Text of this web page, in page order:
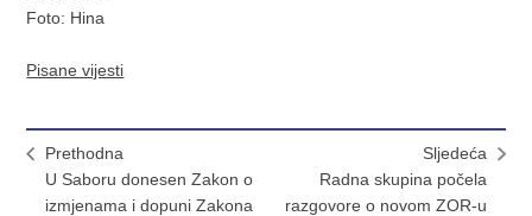
Foto: Hina
Pisane vijesti
Prethodna
U Saboru donesen Zakon o
izmjenama i dopuni Zakona
Sljedeća
Radna skupina počela
razgovore o novom ZOR-u